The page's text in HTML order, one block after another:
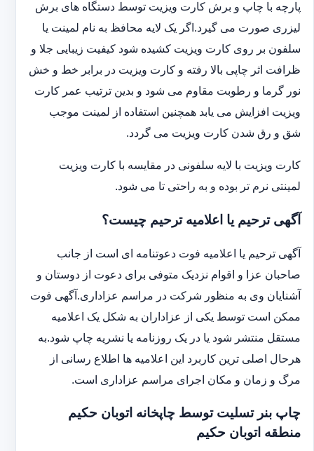
پارچه با چاپ و برش کارت ویزیت توسط دستگاه های برش
لیزری صورت می گیرد.اگر یک لایه محافظ به نام لمینت یا
سلفون بر روی کارت ویزیت کشیده شود کیفیت زیبایی جلا و
ظرافت اثر چاپی بالا رفته و کارت ویزیت در برابر خط و خش
نور گرما و رطوبت مقاوم می شود و بدین ترتیب عمر کارت
ویزیت افزایش می یابد همچنین استفاده از لمینت موجب
شق و رق شدن کارت ویزیت می گردد.
کارت ویزیت با لایه سلفونی در مقایسه با کارت ویزیت
لمینتی نرم تر بوده و به راحتی تا می شود.
آگهی ترحیم یا اعلامیه ترحیم چیست؟
آگهی ترحیم یا اعلامیه فوت دعوتنامه ای است از جانب
صاحبان عزا و اقوام نزدیک متوفی برای دعوت از دوستان و
آشنایان وی به منظور شرکت در مراسم عزاداری.آگهی فوت
ممکن است توسط یکی از عزاداران به شکل یک اعلامیه
مستقل منتشر شود یا در یک روزنامه یا نشریه چاپ شود.به
هرحال اصلی ترین کاربرد این اعلامیه ها اطلاع رسانی از
مرگ و زمان و مکان اجرای مراسم عزاداری است.
چاپ بنر تسلیت توسط چاپخانه اتوبان حکیم
منطقه اتوبان حکیم